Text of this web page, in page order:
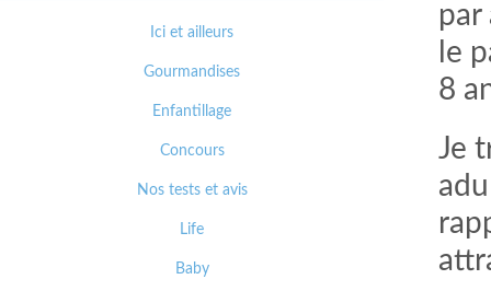
par
le
8
Je
Ici et ailleurs
Gourmandises
Enfantillage
Concours
Nos tests et avis
Life
Baby